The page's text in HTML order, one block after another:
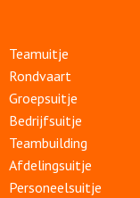
Teamuitje
Rondvaart
Groepsuitje
Bedrijfsuitje
Teambuilding
Afdelingsuitje
Personeelsuitje